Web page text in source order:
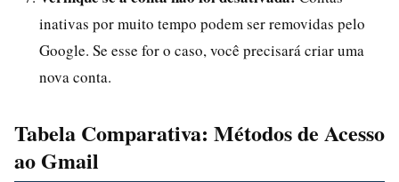
inativas por muito tempo podem ser removidas pelo
Google. Se esse for o caso, você precisará criar uma
nova conta.
Tabela Comparativa: Métodos de Acesso
ao Gmail